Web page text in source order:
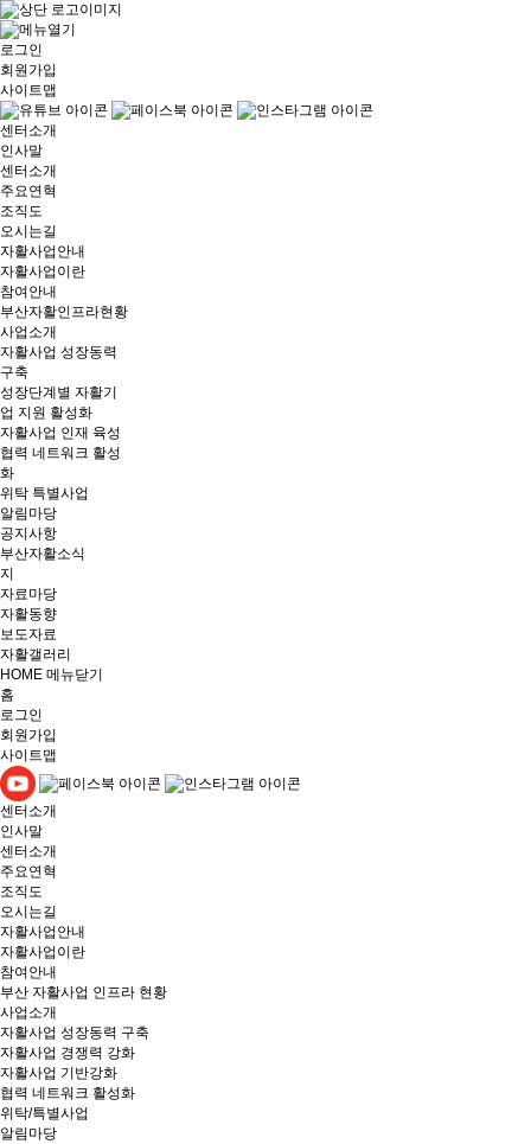
로그인
회원가입
사이트맵
센터소개
인사말
센터소개
주요연혁
조직도
오시는길
자활사업안내
자활사업이란
참여안내
부산자활인프라현황
사업소개
자활사업 성장동력
구축
성장단계별 자활기
업 지원 활성화
자활사업 인재 육성
협력 네트워크 활성
화
위탁 특별사업
알림마당
공지사항
부산자활소식
지
자료마당
자활동향
보도자료
자활갤러리
HOME 메뉴닫기
홈
로그인
회원가입
사이트맵
센터소개
인사말
센터소개
주요연혁
조직도
오시는길
자활사업안내
자활사업이란
참여안내
부산 자활사업 인프라 현황
사업소개
자활사업 성장동력 구축
자활사업 경쟁력 강화
자활사업 기반강화
협력 네트워크 활성화
위탁/특별사업
알림마당